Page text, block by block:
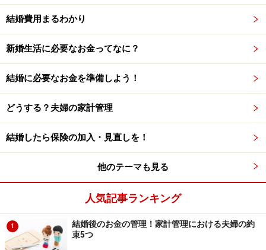
うというカップルもいます。
をしましょう。お祝いはプレゼントとして品物を贈ると
ころが多いようです。
以上、国際結婚カップルの結婚式事情をみてきました。
結婚式以外にも、気を付けるべきポイントがまだありま
でご紹介します。
※記事内容は執筆時点のものです。最新の内容をご確認くださ
い。
本記事の内容は一般的な情報提供を目的としており、特定の金融
商品や投資行動を推奨するものではありません。
投資や資産運用に関する最終的なご判断はご自身の責任において
結婚費用まるわかり
新婚生活に必要なお金ってなに？
結婚に必要なお金を準備しよう！
どうする？夫婦の家計管理
結婚したら保険の加入・見直しを！
他のテーマも見る
人気記事ランキング
1
結婚後のお金の管理！家計管理における夫婦の約
束5つ